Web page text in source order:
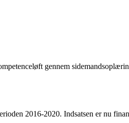
gennem
2016-2020. Indsatsen er nu